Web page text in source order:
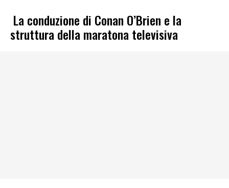
La conduzione di Conan O’Brien e la
struttura della maratona televisiva